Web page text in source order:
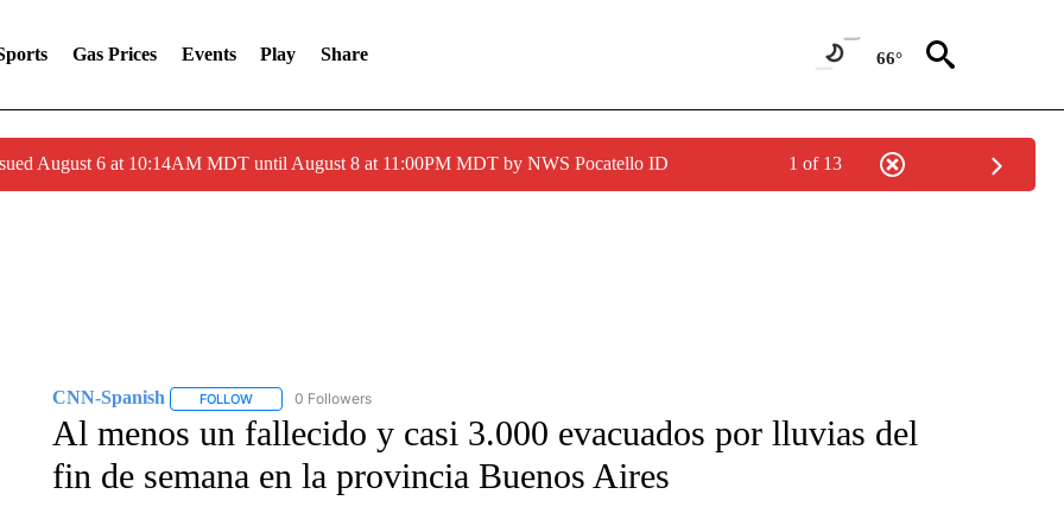
Gas Prices Events Play Share 66°
August 6 at 10:14AM MDT until August 8 at 11:00PM MDT by NWS Pocatello ID 1 of 13
CNN-Spanish FOLLOWFOLLOW "CNN-SPANISH" TO RECEIVE NOTIFICATIONS ABOUT NEW PAGES ON "CNN-SPANISH".
0 Followers
Al menos un fallecido y casi 3.000 evacuados por lluvias del
fin de semana en la provincia Buenos Aires